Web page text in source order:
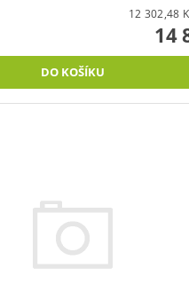
14